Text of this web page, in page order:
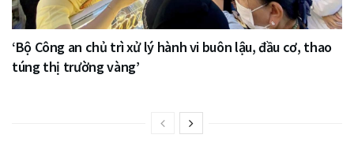
‘Bộ Công an chủ trì xử lý hành vi buôn lậu, đầu cơ, thao
túng thị trường vàng’